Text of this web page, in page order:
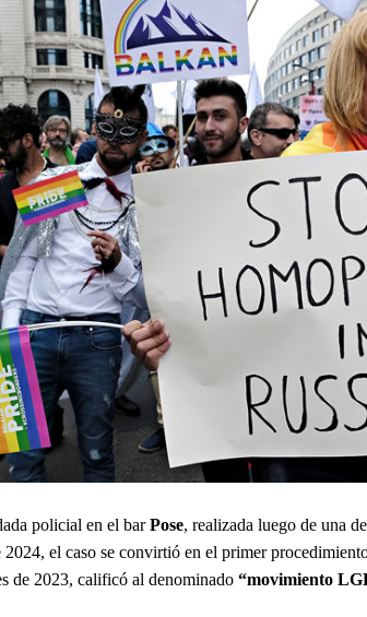
policial en el barPose, realizada luego de una
el caso se convirtió en el primer
de 2023, calificó al denominado “movimiento